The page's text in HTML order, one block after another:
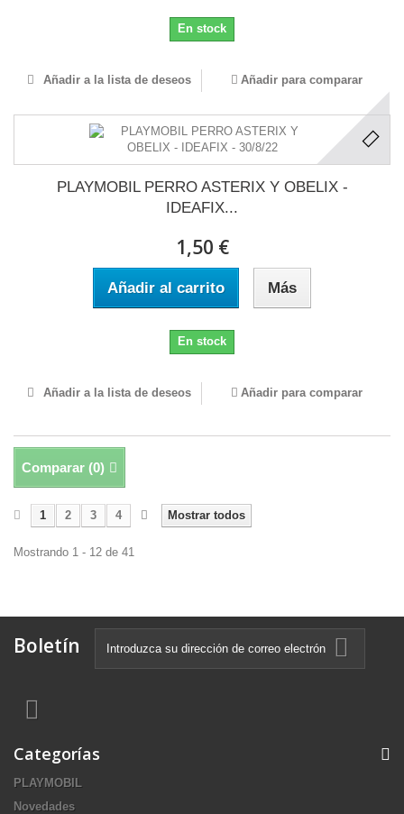
En stock
Añadir a la lista de deseos Añadir para comparar
PLAYMOBIL PERRO ASTERIX Y OBELIX -
IDEAFIX...
1,50 €
Añadir al carrito Más
En stock
Añadir a la lista de deseos Añadir para comparar
Comparar (0)
Mostrar todos
1 2 3 4
Mostrando 1 - 12 de 41
Boletín
Categorías
PLAYMOBIL
Novedades